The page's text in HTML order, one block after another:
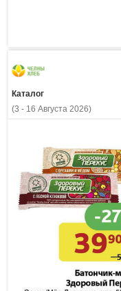
Каталог
(3 - 16 Августа 2026)